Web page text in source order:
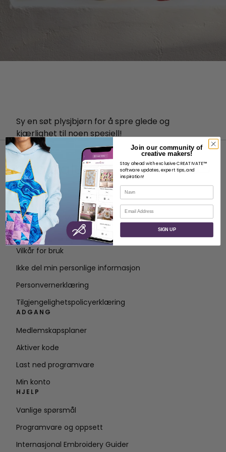
Sy en søt plysjbjørn for å spre glede og
kjærlighet til noen spesiell!
OM
Om SVP Worldwide
Kontakt
Vilkår for bruk
Ikke del min personlige informasjon
Personvernerklæring
Tilgjengelighetspolicyerklæring
ADGANG
Medlemskapsplaner
Aktiver kode
Last ned programvare
Min konto
HJELP
Vanlige spørsmål
Programvare og oppsett
Internasjonal Embroidery Guider
Join our community of
creative makers!
Stay ahead with exclusive CREATIVATE™
software updates, expert tips, and
inspiration!
Navn
E-post
SIGN UP